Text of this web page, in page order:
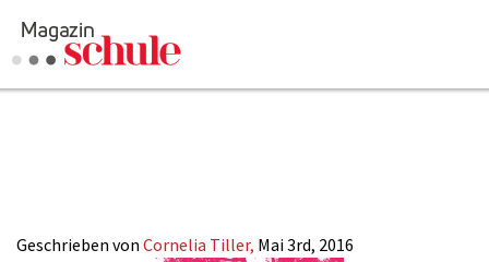
Mediadaten
Anmelden
Geschrieben von Cornelia Tiller, Mai 3rd, 2016